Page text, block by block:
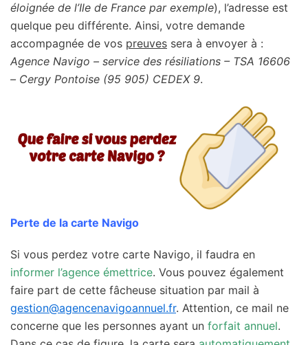
éloignée de l’Ile de France par exemple), l’adresse est
quelque peu différente. Ainsi, votre demande
accompagnée de vos preuves sera à envoyer à :
Agence Navigo – service des résiliations – TSA 16606
– Cergy Pontoise (95 905) CEDEX 9.
Perte de la carte Navigo
Si vous perdez votre carte Navigo, il faudra en
informer l’agence émettrice. Vous pouvez également
faire part de cette fâcheuse situation par mail à
gestion@agencenavigoannuel.fr. Attention, ce mail ne
concerne que les personnes ayant un forfait annuel.